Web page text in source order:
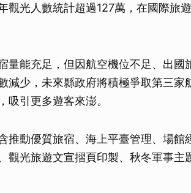
觀光人數統計超過127萬，在國際旅
量能充足，但因航空機位不足、出國
減少，未來縣政府將積極爭取第三家
吸引更多遊客來澎。
推動優質旅宿、海上平臺管理、場館
觀光旅遊文宣摺頁印製、秋冬軍事主